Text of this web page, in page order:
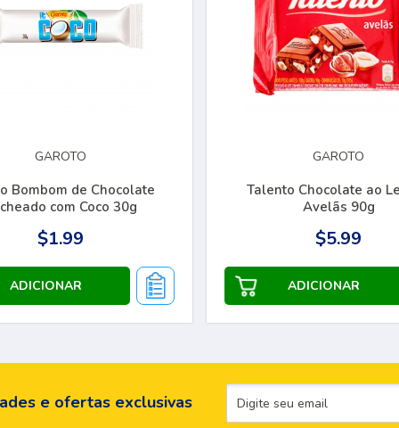
GAROTO
Bombom de Chocolate
com Coco 30g
$1.99
GAROTO
Talento Chocolate ao
Avelãs 90g
$5.99
e ofertas exclusivas